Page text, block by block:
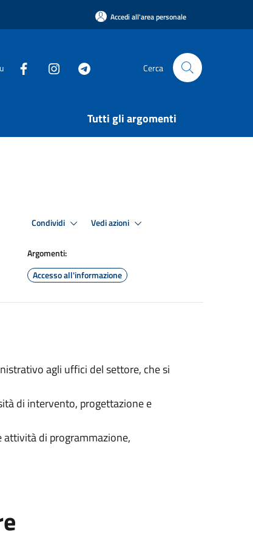
Accedi all'area personale
Cerca
Tutti gli argomenti
Condividi Vedi azioni
Argomenti:
Accesso all'informazione
agli uffici del settore, che si
di intervento, progettazione e
di programmazione,